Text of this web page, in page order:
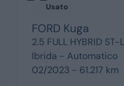
Usato
FORD Kuga
2.5 FULL HYBRID
Ibrida - Automatico
02/2023 - 61.217 km